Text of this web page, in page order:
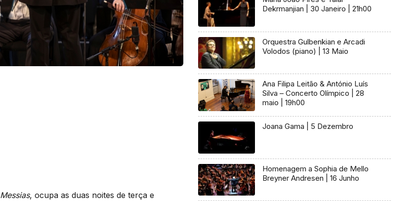
Messias, ocupa as duas noites de terça e
Dekrmanjian | 30 Janeiro | 21h00
Orquestra Gulbenkian e Arcadi
Volodos (piano) | 13 Maio
Ana Filipa Leitão & António Luís
Silva – Concerto Olímpico | 28
maio | 19h00
Joana Gama | 5 Dezembro
Homenagem a Sophia de Mello
Breyner Andresen | 16 Junho